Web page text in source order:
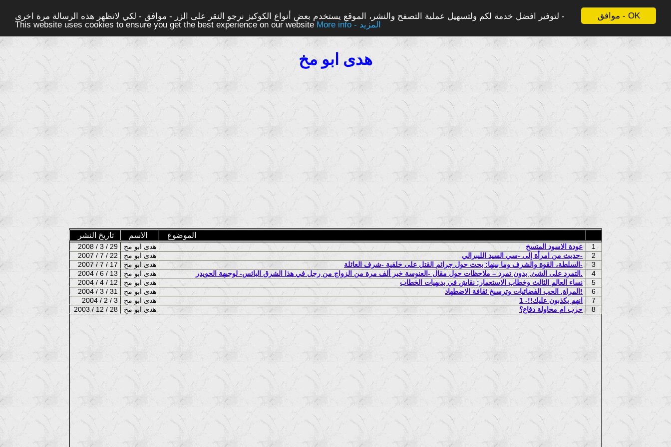
موافق - OK
لتوفير افضل خدمة لكم ولتسهيل عملية التصفح والنشر، الموقع يستخدم بعض أنواع الكوكيز نرجو النقر على الزر - موافق - لكي لاتظهر هذه الرسالة مرة اخرى -
This website uses cookies to ensure you get the best experience on our website
More info - المزيد
هدى ابو مخ
تاريخ النشر الاسم الموضوع
2008 / 3 / 29 عودة الاسود المتسخ
1
2007 / 7 / 22
حديث من امرأة إلى -سي السيد الليبرالي-
2
2007 / 7 / 17
السلطة، القوة والشرف وما بينها: بحث حول جرائم القتل على خلفية -شرف العائلة-
3
2004 / 6 / 13
التمرد على الشئ, بدون تمرد – ملاحظات حول مقال -العنوسة خير ألف مرة من الزواج من رجل في هذا الشرق البائس- لوجيهة الحويدر.
4
2004 / 4 / 12
نساء العالم الثالث وخطاب الاستعمار: نقاش في بديهيات الخطاب
5
2004 / 3 / 31
المراة, الحب الفضائيات وترسيخ ثقافة الاضطهاد!
6
2004 / 2 / 3
انهم يكذبون عليك!!- 1
7
2003 / 12 / 28
حرب ام محاولة دفاع؟ 8